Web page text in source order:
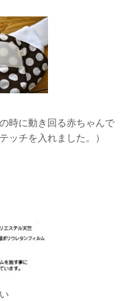
時に動き回る赤ちゃんで
ッチを入れました。）